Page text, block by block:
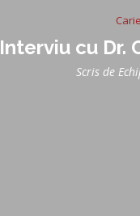
Interviu cu Dr.
Scris de